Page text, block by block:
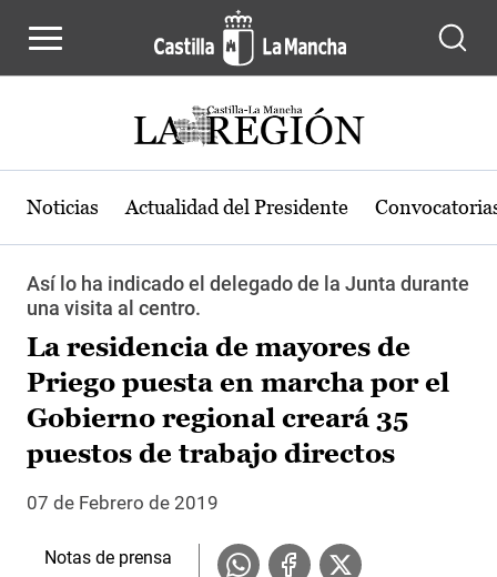
Noticias Actualidad del Presidente
Así lo ha indicado el delegado de la Junta durante
una visita al centro.
La residencia de mayores de
Priego puesta en marcha por el
Gobierno regional creará 35
puestos de trabajo directos
07 de Febrero de 2019
Notas de prensa